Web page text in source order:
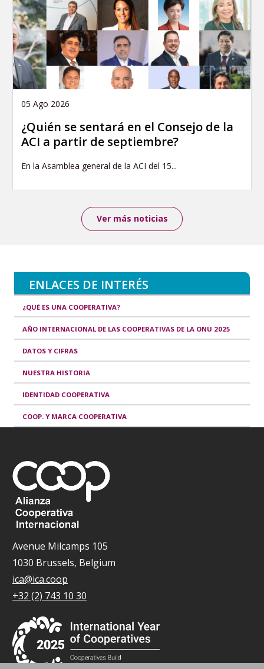
05 Ago 2026
¿Quién se sentará en el Consejo de la
ACI a partir de septiembre?
En la Asamblea general de la ACI del 15...
Ver más noticias
ENLACES DE INTERÉS
¿QUÉ ES UNA COOPERATIVA?
AÑO INTERNACIONAL DE LAS COOPERATIVAS DE LA ONU 2025
DATOS Y CIFRAS
NUESTRA HISTORIA
IDENTIDAD COOPERATIVA
COOP. Y MARCA COOPERATIVA
Avenue Milcamps 105
1030 Brussels, Belgium
ica@ica.coop
+32 (2) 743 10 30